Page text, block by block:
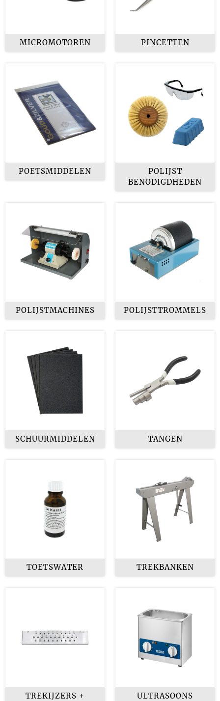
MICROMOTOREN PINCETTEN
POETSMIDDELEN
POLIJST
BENODIGDHEDEN
POLIJSTMACHINES POLIJSTTROMMELS
SCHUURMIDDELEN TANGEN
TOETSWATER TREKBANKEN
TREKIJZERS +
ULTRASOONS